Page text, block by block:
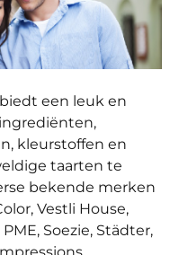
biedt een leuk en
kleurstoffen en
taarten te
bekende merken
Vestli House,
Soezie, Städter,